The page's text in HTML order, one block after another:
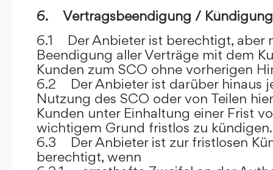
6. Vertragsbeendigung / Kündigung
6.1 Der Anbieter ist berechtigt, aber
Beendigung aller Verträge mit dem
Kunden zum SCO ohne vorherigen
6.2 Der Anbieter ist darüber hinaus
Nutzung des SCO oder von Teilen
Kunden unter Einhaltung einer Frist
wichtigem Grund fristlos zu kündigen.
6.3 Der Anbieter ist zur fristlosen
berechtigt, wenn